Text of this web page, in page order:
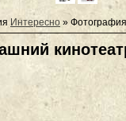
Интересно » Фотография